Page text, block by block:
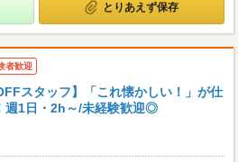
とりあえず保存
者歓迎
スタッフ】「これ懐かしい！」が仕
週1日・2h～/未経験歓迎◎